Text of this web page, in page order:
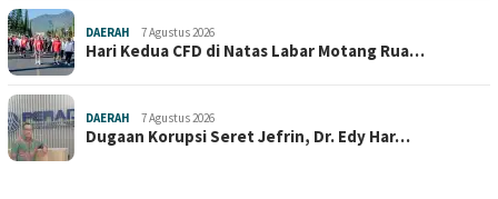
DAERAH 7 Agustus 2026
Hari Kedua CFD di Natas Labar Motang Rua…
DAERAH 7 Agustus 2026
Dugaan Korupsi Seret Jefrin, Dr. Edy Har…